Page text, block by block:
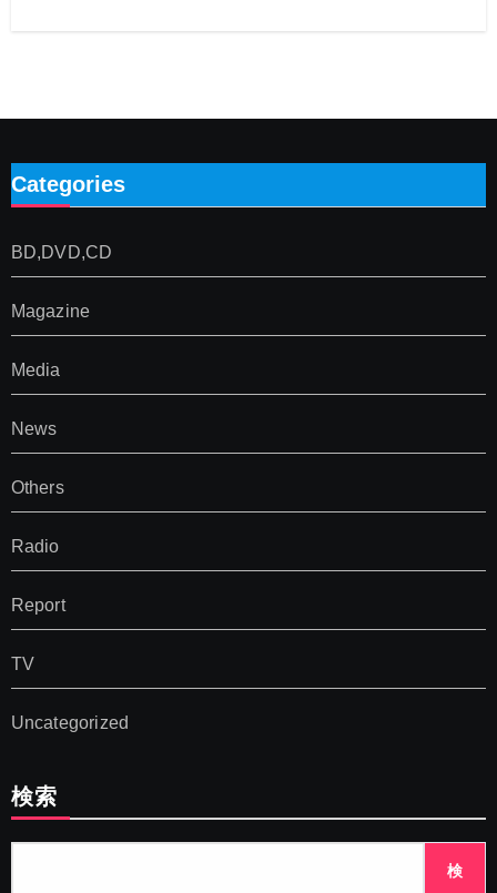
Categories
BD,DVD,CD
Magazine
Media
News
Others
Radio
Report
TV
Uncategorized
検索
検